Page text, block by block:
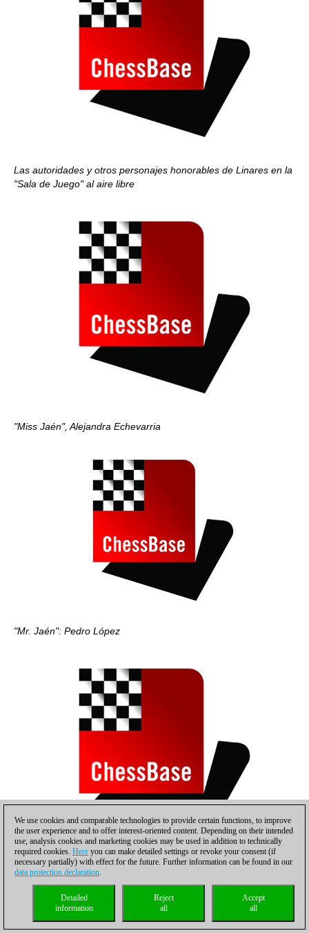
Las autoridades y otros personajes honorables de Linares en la
"Sala de Juego" al aire libre
"Miss Jaén", Alejandra Echevarria
"Mr. Jaén": Pedro López
Las "bellezas" jienenses en una entrevista con la Cadena SER
We use cookies and comparable technologies to provide certain functions, to improve
the user experience and to offer interest-oriented content. Depending on their intended
use, analysis cookies and marketing cookies may be used in addition to technically
required cookies. Here you can make detailed settings or revoke your consent (if
necessary partially) with effect for the future. Further information can be found in our
data protection declaration.
Accept
all
Reject
all
Detailed
information